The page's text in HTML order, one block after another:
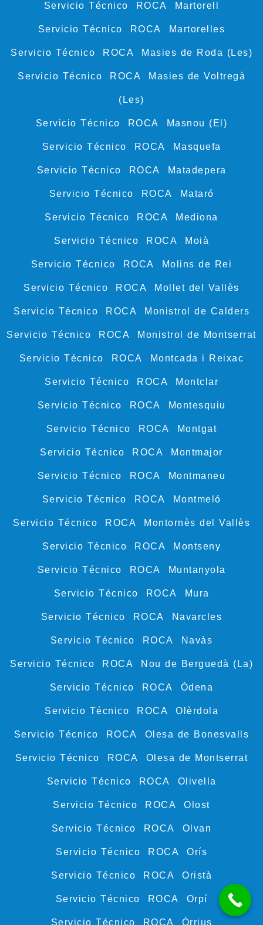
Servicio Técnico ROCA Martorell
Servicio Técnico ROCA Martorelles
Servicio Técnico ROCA Masies de Roda (Les)
Servicio Técnico ROCA Masies de Voltregà
(Les)
Servicio Técnico ROCA Masnou (El)
Servicio Técnico ROCA Masquefa
Servicio Técnico ROCA Matadepera
Servicio Técnico ROCA Mataró
Servicio Técnico ROCA Mediona
Servicio Técnico ROCA Moià
Servicio Técnico ROCA Molins de Rei
Servicio Técnico ROCA Mollet del Vallès
Servicio Técnico ROCA Monistrol de Calders
Servicio Técnico ROCA Monistrol de Montserrat
Servicio Técnico ROCA Montcada i Reixac
Servicio Técnico ROCA Montclar
Servicio Técnico ROCA Montesquiu
Servicio Técnico ROCA Montgat
Servicio Técnico ROCA Montmajor
Servicio Técnico ROCA Montmaneu
Servicio Técnico ROCA Montmeló
Servicio Técnico ROCA Montornès del Vallès
Servicio Técnico ROCA Montseny
Servicio Técnico ROCA Muntanyola
Servicio Técnico ROCA Mura
Servicio Técnico ROCA Navarcles
Servicio Técnico ROCA Navàs
Servicio Técnico ROCA Nou de Berguedà (La)
Servicio Técnico ROCA Òdena
Servicio Técnico ROCA Olèrdola
Servicio Técnico ROCA Olesa de Bonesvalls
Servicio Técnico ROCA Olesa de Montserrat
Servicio Técnico ROCA Olivella
Servicio Técnico ROCA Olost
Servicio Técnico ROCA Olvan
Servicio Técnico ROCA Orís
Servicio Técnico ROCA Oristà
Servicio Técnico ROCA Orpí
Servicio Técnico ROCA Òrrius